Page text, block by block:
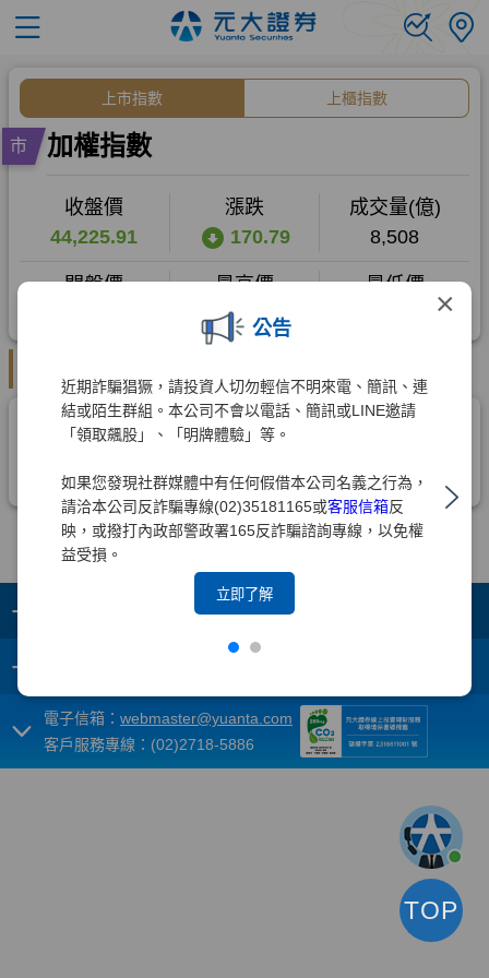
×
公告
近期詐騙猖獗，請投資人切勿輕信不明來電、簡訊、連
結或陌生群組。本公司不會以電話、簡訊或LINE邀請
「領取飆股」、「明牌體驗」等。
如果您發現社群媒體中有任何假借本公司名義之行為，
請洽本公司反詐騙專線(02)35181165或客服信箱反
映，或撥打內政部警政署165反詐騙諮詢專線，以免權
益受損。
立即了解
+
+
電子信箱： webmaster@yuanta.com
客戶服務專線：(02)2718-5886
TOP